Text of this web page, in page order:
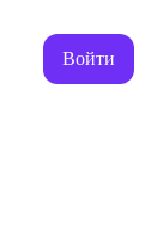
Войти